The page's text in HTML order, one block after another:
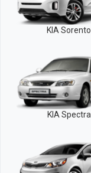
KIA Sorento
KIA Spectra